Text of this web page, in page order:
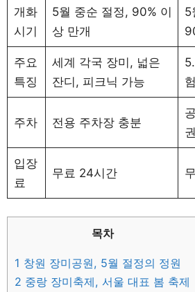
개화
시기
5월 중순 절정, 90% 이
상 만개
5
주요
특징
세계 각국 장미, 넓은
잔디, 피크닉 가능
주차 전용 주차장 충분
입장
료
무료 24시간
목차
1 창원 장미공원, 5월 절정의 정원
2 중랑 장미축제, 서울 대표 봄 축제